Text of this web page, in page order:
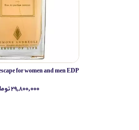
۲۹,۸۰۰,۰۰۰ تومان